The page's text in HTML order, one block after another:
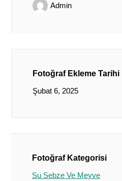
Admin
Fotoğraf Ekleme Tarihi
Şubat 6, 2025
Fotoğraf Kategorisi
Su Sebze Ve Meyve